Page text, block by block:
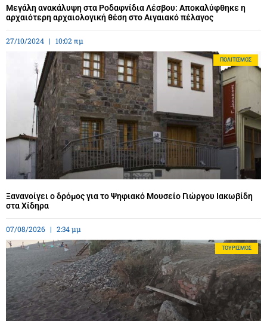
Μεγάλη ανακάλυψη στα Ροδαφνίδια Λέσβου: Αποκαλύφθηκε η
αρχαιότερη αρχαιολογική θέση στο Αιγαιακό πέλαγος
27/10/2024 10:02 πμ
ΠΟΛΙΤΙΣΜΌΣ
Ξανανοίγει ο δρόμος για το Ψηφιακό Μουσείο Γιώργου Ιακωβίδη
στα Χίδηρα
07/08/2026 2:34 μμ
ΤΟΥΡΙΣΜΌΣ